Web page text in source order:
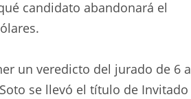
candidato abandonará el
un veredicto del jurado de 6 a
se llevó el título de Invitado